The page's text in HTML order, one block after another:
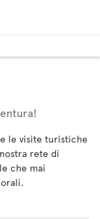
le visite turistiche
rete di
che mai